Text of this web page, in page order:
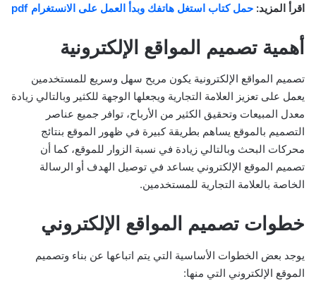
اقرأ المزيد: حمل كتاب استغل هاتفك وبدأ العمل على الانستغرام pdf
أهمية تصميم المواقع الإلكترونية
تصميم المواقع الإلكترونية يكون مريح سهل وسريع للمستخدمين
يعمل على تعزيز العلامة التجارية ويجعلها الوجهة للكثير وبالتالي زيادة
معدل المبيعات وتحقيق الكثير من الأرباح، توافر جميع عناصر
التصميم بالموقع يساهم بطريقة كبيرة في ظهور الموقع بنتائج
محركات البحث وبالتالي زيادة في نسبة الزوار للموقع، كما أن
تصميم الموقع الإلكتروني يساعد في توصيل الهدف أو الرسالة
الخاصة بالعلامة التجارية للمستخدمين.
خطوات تصميم المواقع الإلكتروني
يوجد بعض الخطوات الأساسية التي يتم اتباعها عن بناء وتصميم
الموقع الإلكتروني التي منها: